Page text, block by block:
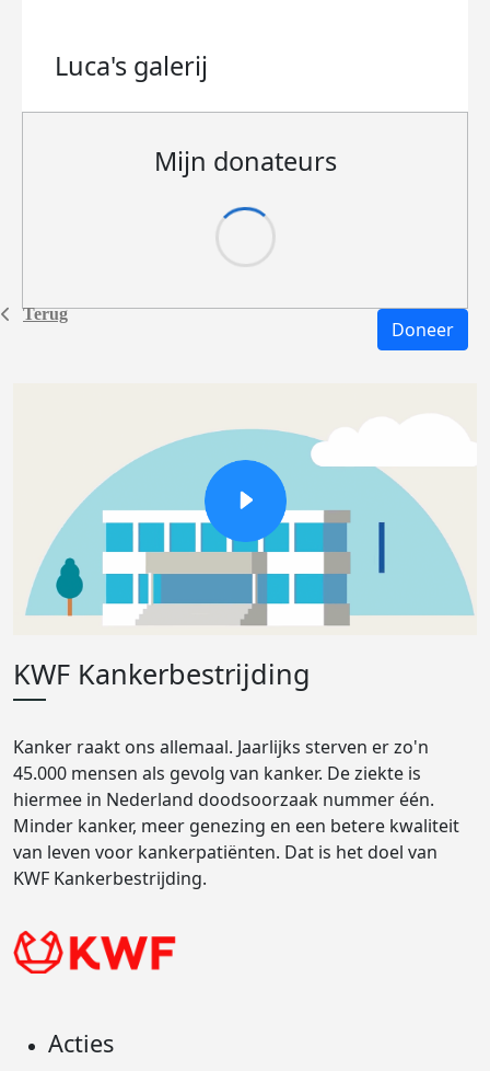
Terug
Luca's galerij
Mijn donateurs
Doneer
KWF Kankerbestrijding
Kanker raakt ons allemaal. Jaarlijks sterven er zo'n
45.000 mensen als gevolg van kanker. De ziekte is
hiermee in Nederland doodsoorzaak nummer één.
Minder kanker, meer genezing en een betere kwaliteit
van leven voor kankerpatiënten. Dat is het doel van
KWF Kankerbestrijding.
Acties